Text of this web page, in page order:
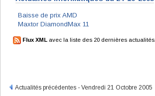
Baisse de prix AMD
Maxtor DiamondMax 11
Flux XML avec la liste des 20 dernières actualités.
Actualités précédentes - Vendredi 21 Octobre 2005